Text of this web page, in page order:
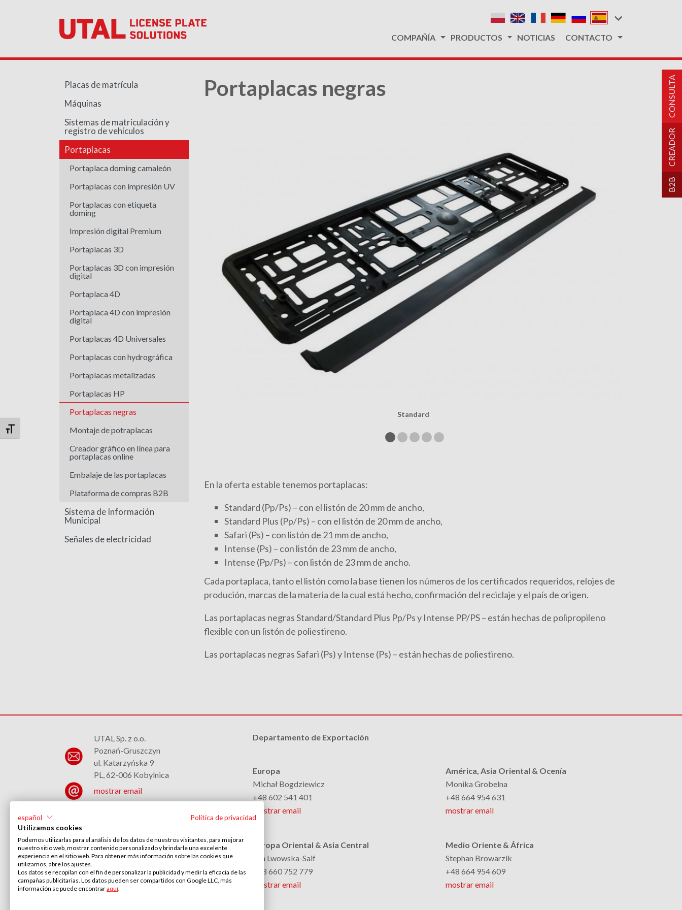
Alternar tamaño de letra
COMPAÑÍA PRODUCTOS NOTICIAS CONTACTO
Portaplacas negras
Standard
En la oferta estable tenemos portaplacas:
Standard (Pp/Ps) – con el listón de 20 mm de ancho,
Standard Plus (Pp/Ps) – con el listón de 20 mm de ancho,
Safari (Ps) – con listón de 21 mm de ancho,
Intense (Ps) – con listón de 23 mm de ancho,
Intense (Pp/Ps) – con listón de 23 mm de ancho.
Cada portaplaca, tanto el listón como la base tienen los números de los certificados requeridos, relojes de
produción, marcas de la materia de la cual está hecho, confirmación del reciclaje y el país de origen.
Las portaplacas negras Standard/Standard Plus Pp/Ps y Intense PP/PS – están hechas de polipropileno
flexible con un listón de poliestireno.
Las portaplacas negras Safari (Ps) y Intense (Ps) – están hechas de poliestireno.
Placas de matrícula
Máquinas
Sistemas de matriculación y
registro de vehículos
Portaplacas
Portaplaca doming camaleón
Portaplacas con impresión UV
Portaplacas con etiqueta
doming
Impresión digital Premium
Portaplacas 3D
Portaplacas 3D con impresión
digital
Portaplaca 4D
Portaplaca 4D con impresión
digital
Portaplacas 4D Universales
Portaplacas con hydrográfica
Portaplacas metalizadas
Portaplacas HP
Portaplacas negras
Montaje de potraplacas
Creador gráfico en línea para
portaplacas online
Embalaje de las portaplacas
Plataforma de compras B2B
Sistema de Información
Municipal
Señales de electricidad
UTAL Sp. z o.o.
Poznań-Gruszczyn
ul. Katarzyńska 9
PL, 62-006 Kobylnica
mostrar email
Vacaciones/días libres
Departamento de Exportación
Europa
Michał Bogdziewicz
+48 602 541 401
mostrar email
Europa Oriental & Asia Central
Ella Lwowska-Saif
+48 660 752 779
mostrar email
América, Asia Oriental & Ocenía
Monika Grobelna
+48 664 954 631
mostrar email
Medio Oriente & África
Stephan Browarzik
+48 664 954 609
mostrar email
CONSULTA
CREADOR
B2B
español
Política de privacidad
Utilizamos cookies
Podemos utilizarlas para el análisis de los datos de nuestros visitantes, para mejorar
nuestro sitio web, mostrar contenido personalizado y brindarle una excelente
experiencia en el sitio web. Para obtener más información sobre las cookies que
utilizamos, abre los ajustes.
Los datos se recopilan con el fin de personalizar la publicidad y medir la eficacia de las
campañas publicitarias. Los datos pueden ser compartidos con Google LLC, más
información se puede encontraraquí.